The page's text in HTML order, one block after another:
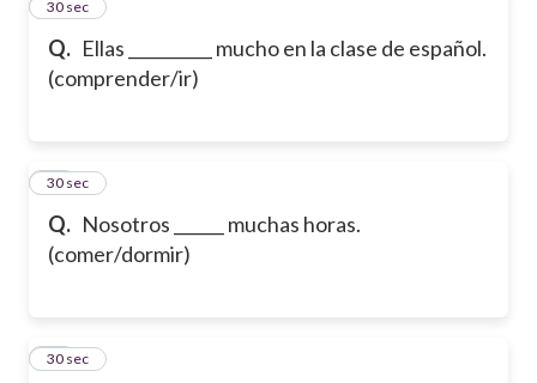
Q. Ellas __________ mucho en la clase de español.
(comprender/ir)
12
30 sec
Q. Nosotros ______ muchas horas.
(comer/dormir)
13
30 sec
14
30 sec